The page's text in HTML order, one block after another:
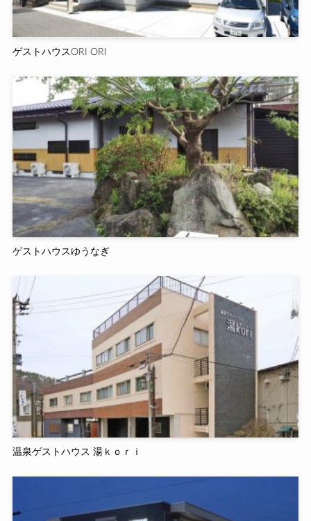
ゲストハウスORI ORI
ゲストハウスゆうなぎ
温泉ゲストハウス 湯ｋｏｒｉ